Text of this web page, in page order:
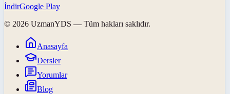
İndirGoogle Play
© 2026 UzmanYDS — Tüm hakları saklıdır.
Anasayfa
Dersler
Yorumlar
Blog